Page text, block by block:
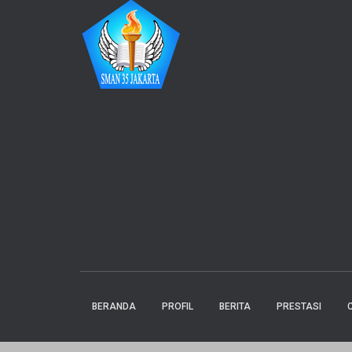
BERANDA PROFIL BERITA PRESTASI